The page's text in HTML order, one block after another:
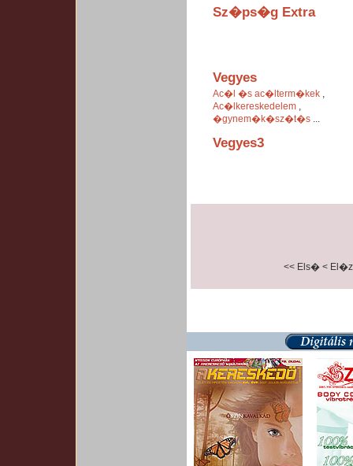
Sz�ps�g Extra
Vegyes
Ac�l �s ac�lterm�kek ,
Ac�lkereskedelem ,
�gynem�k�sz�t�s ...
Vegyes3
<< Els� <